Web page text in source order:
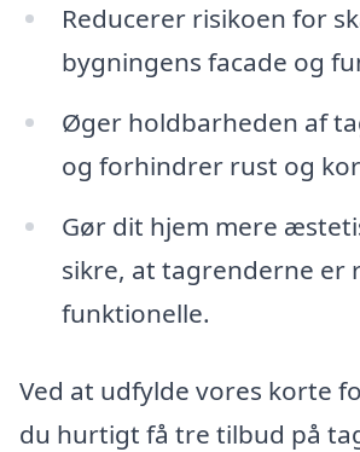
Reducerer risikoen for
bygningens facade og
Øger holdbarheden af
og forhindrer rust og
Gør dit hjem mere
sikre, at tagrenderne er
funktionelle.
Ved at udfylde vores korte
du hurtigt få tre tilbud på